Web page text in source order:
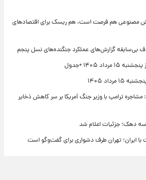
مصنوعی هم فرصت است، هم ریسک برای اقتصادهای
۱۴۰۵ +جدول
۱۴۰۵
ترامپ با وزیر جنگ آمریکا بر سر کاهش ذخایر
سه دهک؛ جزئیات اعلام شد
ایران؛ تهران طرف دشواری برای گفت‌وگو است